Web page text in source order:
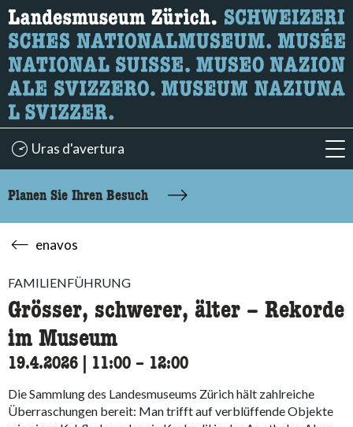
Wonach suchen Sie?
Hier können Sie nach Inhalten der Seite suchen.
Uras d'avertura
Planen Sie Ihren Besuch
enavos
FAMILIENFÜHRUNG
Grösser, schwerer, älter – Rekorde
im Museum
19.4.2026 11:00 accessibility.time_to
– 12:00
Die Sammlung des Landesmuseums Zürich hält zahlreiche
Überraschungen bereit: Man trifft auf verblüffende Objekte